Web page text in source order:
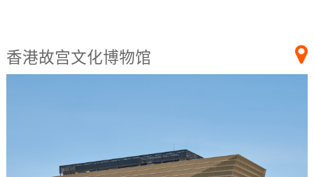
香港故宫文化博物馆